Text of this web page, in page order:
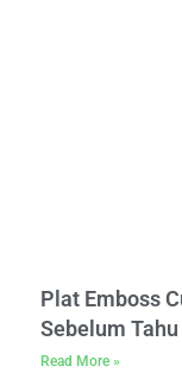
Plat Emboss
Sebelum
Read More »